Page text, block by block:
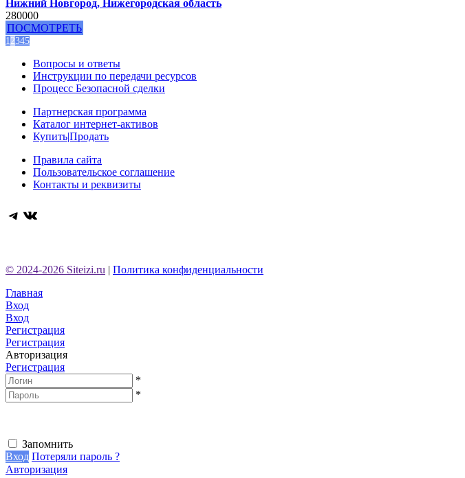
Нижний Новгород, Нижегородская область
280000
ПОСМОТРЕТЬ
12345
Вопросы и ответы
Инструкции по передачи ресурсов
Процесс Безопасной сделки
Партнерская программа
Каталог интернет-активов
Купить|Продать
Правила сайта
Пользовательское соглашение
Контакты и реквизиты
Telegram
ВКонтакте
© 2024-2026 Siteizi.ru | Политика конфиденциальности
Главная
Вход
Вход
Регистрация
Регистрация
Авторизация
Регистрация
*
*
Запомнить
Вход Потеряли пароль ?
Авторизация